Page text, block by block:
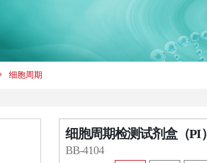
细胞周期
细胞周期检测试剂盒（PI）
BB-4104